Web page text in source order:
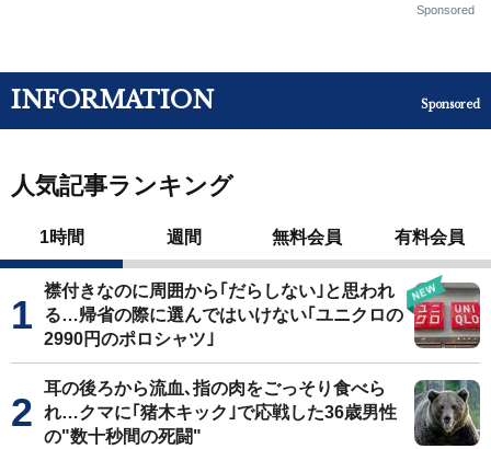
Sponsored
INFORMATION Sponsored
人気記事ランキング
1時間 週間 無料会員 有料会員
襟付きなのに周囲から｢だらしない｣と思われ
る…帰省の際に選んではいけない｢ユニクロの
2990円のポロシャツ｣
耳の後ろから流血､指の肉をごっそり食べら
れ…クマに｢猪木キック｣で応戦した36歳男性
の"数十秒間の死闘"